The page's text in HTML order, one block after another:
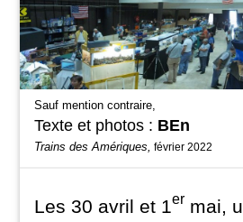
Sauf mention contraire,
Texte et photos : BEn
Trains des Amériques, février 2022
Les 30 avril et 1er mai,